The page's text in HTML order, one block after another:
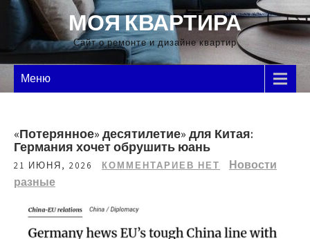
Перейти
содержимому
МОЯ КВАРТИРА
Сайт о ремонте и дизайне квартир
Меню
«Потерянное» десятилетие» для Китая:
Германия хочет обрушить юань
21 ИЮНЯ, 2026 КОММЕНТАРИЕВ НЕТ
Новости
разные